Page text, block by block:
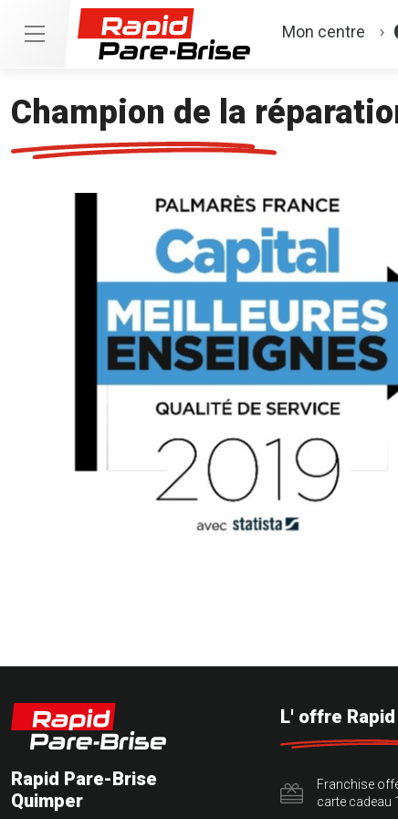
Mon centre
Champion de la
Rapid Pare-Brise
Quimper
L' offre
Franchise
carte cadeau